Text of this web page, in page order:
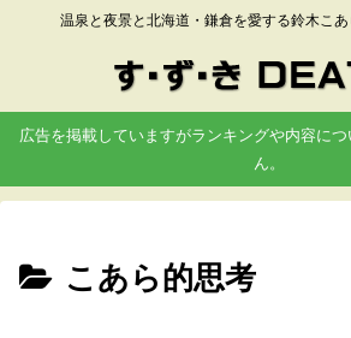
温泉と夜景と北海道・鎌倉を愛する鈴木こあ
広告を掲載していますがランキングや内容に
ん。
こあら的思考